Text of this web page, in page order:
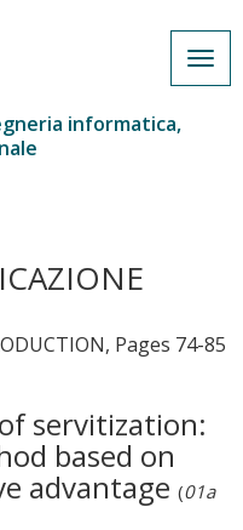
informatica,
Pages 74-85
servitization:
based on
advantage (01a